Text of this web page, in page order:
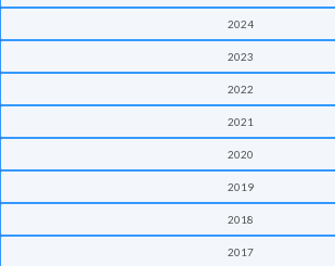
2024
2023
2022
2021
2020
2019
2018
2017